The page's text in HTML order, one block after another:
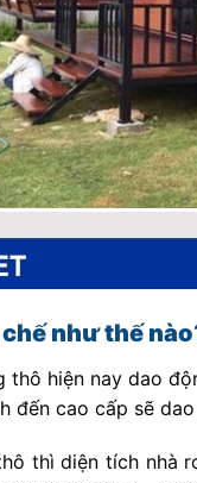
như thế
thô hiện nay dao
cao cấp sẽ
thì diện tích nhà